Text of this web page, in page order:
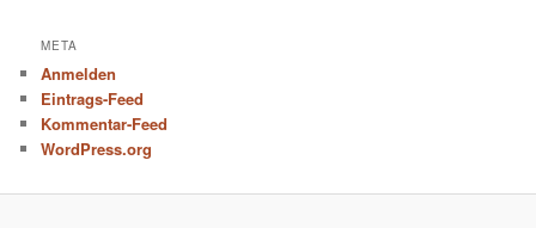
META
Anmelden
Eintrags-Feed
Kommentar-Feed
WordPress.org